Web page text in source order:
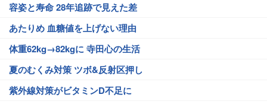
容姿と寿命 28年追跡で見えた差
あたりめ 血糖値を上げない理由
体重62kg→82kgに 寺田心の生活
夏のむくみ対策 ツボ&反射区押し
紫外線対策がビタミンD不足に